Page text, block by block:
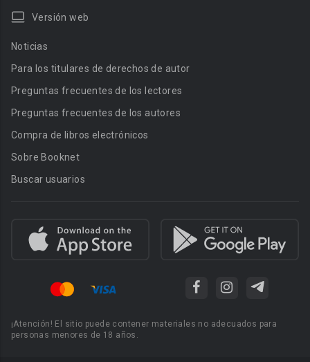
Versión web
Noticias
Para los titulares de derechos de autor
Preguntas frecuentes de los lectores
Preguntas frecuentes de los autores
Compra de libros electrónicos
Sobre Booknet
Buscar usuarios
¡Atención! El sitio puede contener materiales no adecuados para
personas menores de 18 años.